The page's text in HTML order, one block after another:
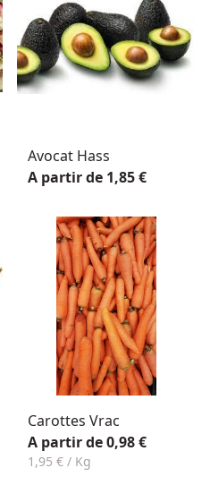
Avocat Hass
A partir de 1,85 €
Carottes Vrac
A partir de 0,98 €
1,95 € / Kg